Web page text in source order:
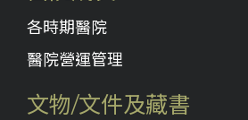
各時期醫院
醫院營運管理
文物/文件及藏書